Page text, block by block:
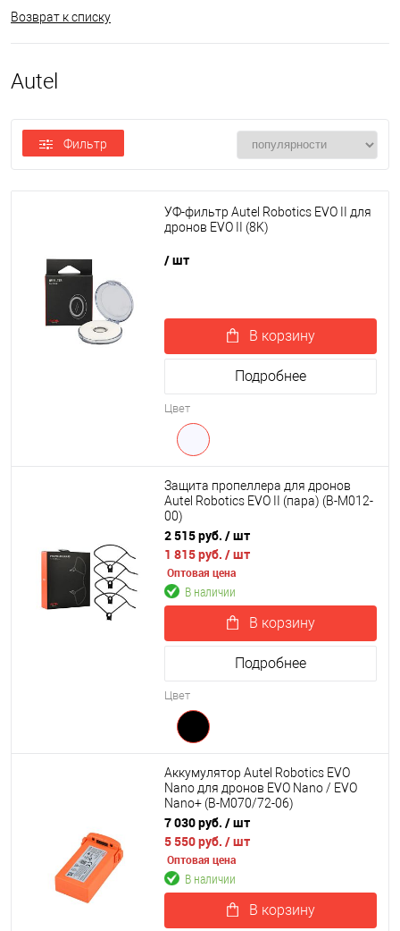
Возврат к списку
Autel
Фильтр
УФ-фильтр Autel Robotics EVO II для
дронов EVO II (8K)
/ шт
В корзину
Подробнее
Цвет
Защита пропеллера для дронов
Autel Robotics EVO II (пара) (B-M012-
00)
2 515 руб. / шт
1 815 руб. / шт
Оптовая цена
В наличии
В корзину
Подробнее
Цвет
Аккумулятор Autel Robotics EVO
Nano для дронов EVO Nano / EVO
Nano+ (B-M070/72-06)
7 030 руб. / шт
5 550 руб. / шт
Оптовая цена
В наличии
В корзину